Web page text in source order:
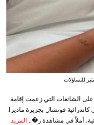
للتساؤلات
على الشائعات التي زعمت إقامة
فونشال بجزيرة ماديرا.
أملاً في مشاهدة ر�...
المزيد